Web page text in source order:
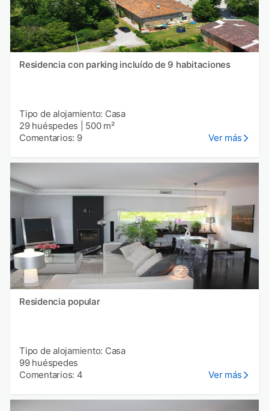
Residencia con parking incluído de 9 habitaciones
Tipo de alojamiento: Casa
29 huéspedes
500 m²
Comentarios: 9
Ver más
Residencia popular
Tipo de alojamiento: Casa
99 huéspedes
Comentarios: 4
Ver más